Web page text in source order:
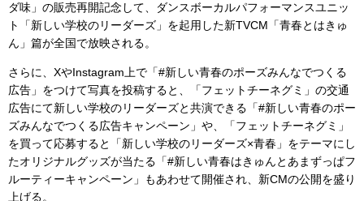
ダ味」の販売再開記念して、ダンスボーカルパフォーマンスユニッ
ト「新しい学校のリーダーズ」を起用した新TVCM「青春とはきゅ
ん」篇が全国で放映される。
さらに、XやInstagram上で「#新しい青春のポーズみんなでつくる
広告」をつけて写真を投稿すると、「フェットチーネグミ」の交通
広告にて新しい学校のリーダーズと共演できる「#新しい青春のポー
ズみんなでつくる広告キャンペーン」や、「フェットチーネグミ」
を買って応募すると「新しい学校のリーダーズ×青春」をテーマにし
たオリジナルグッズが当たる「#新しい青春はきゅんとあまずっぱフ
ルーティーキャンペーン」もあわせて開催され、新CMの公開を盛り
上げる。